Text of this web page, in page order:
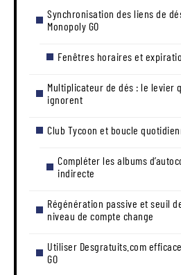
Synchronisation des liens de
Monopoly GO
Fenêtres horaires et
Multiplicateur de dés : le levier
ignorent
Club Tycoon et boucle
Compléter les albums
indirecte
Régénération passive et seuil
niveau de compte change
Utiliser Desgratuits.com
GO